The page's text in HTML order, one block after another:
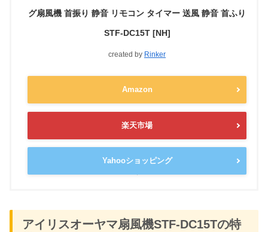
グ扇風機 首振り 静音 リモコン タイマー 送風 静音 首ふり
STF-DC15T [NH]
created by Rinker
Amazon
楽天市場
Yahooショッピング
アイリスオーヤマ扇風機STF-DC15Tの特